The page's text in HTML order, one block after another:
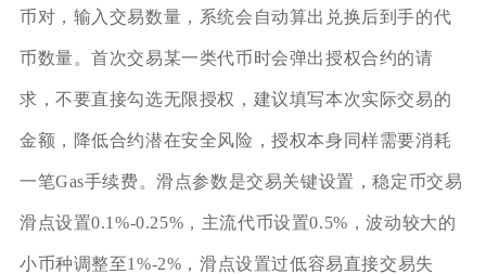
币对，输入交易数量，系统会自动算出兑换后到手的代
币数量。首次交易某一类代币时会弹出授权合约的请
求，不要直接勾选无限授权，建议填写本次实际交易的
金额，降低合约潜在安全风险，授权本身同样需要消耗
一笔Gas手续费。滑点参数是交易关键设置，稳定币交易
滑点设置0.1%‑0.25%，主流代币设置0.5%，波动较大的
小币种调整至1%‑2%，滑点设置过低容易直接交易失